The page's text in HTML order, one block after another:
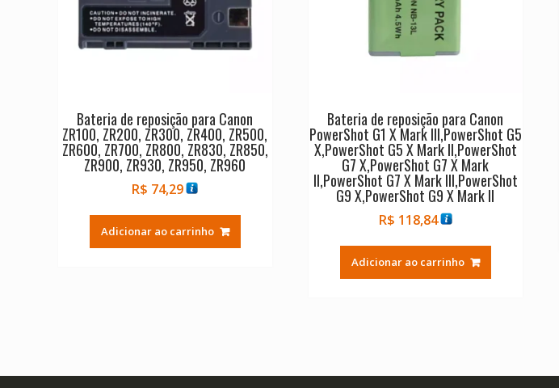
Bateria de reposição para Canon
ZR100, ZR200, ZR300, ZR400, ZR500,
ZR600, ZR700, ZR800, ZR830, ZR850,
ZR900, ZR930, ZR950, ZR960
R$ 74,29
Adicionar ao carrinho
Bateria de reposição para Canon
PowerShot G1 X Mark III,PowerShot G5
X,PowerShot G5 X Mark II,PowerShot
G7 X,PowerShot G7 X Mark
II,PowerShot G7 X Mark III,PowerShot
G9 X,PowerShot G9 X Mark II
R$ 118,84
Adicionar ao carrinho